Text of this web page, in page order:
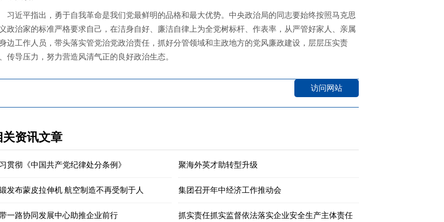
近平指出，勇于自我革命是我们党最鲜明的品格和最大优势。中央政治局的同志要始终按照马克思
政治家的标准严格要求自己，在洁身自好、廉洁自律上为全党树标杆、作表率，从严管好家人、亲属
边工作人员，带头落实管党治党政治责任，抓好分管领域和主政地方的党风廉政建设，层层压实责
传导压力，努力营造风清气正的良好政治生态。
访问网站
关资讯文章
贯彻《中国共产党纪律处分条例》 聚海外英才助转型升级
发布蒙皮拉伸机 航空制造不再受制于人 集团召开年中经济工作推动会
一路协同发展中心助推企业前行 抓实责任抓实监督依法落实企业安全生产主体责任